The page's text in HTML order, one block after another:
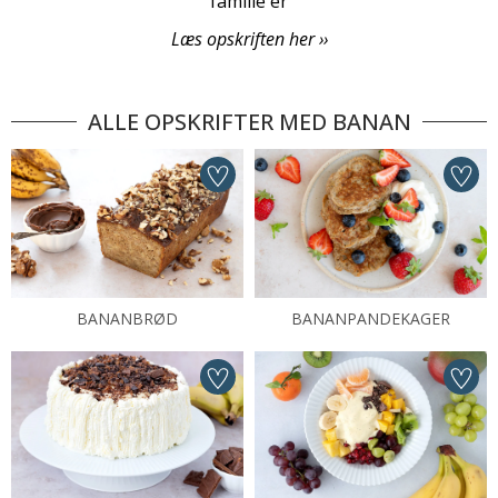
Læs opskriften her ››
ALLE OPSKRIFTER MED BANAN
BANANBRØD BANANPANDEKAGER